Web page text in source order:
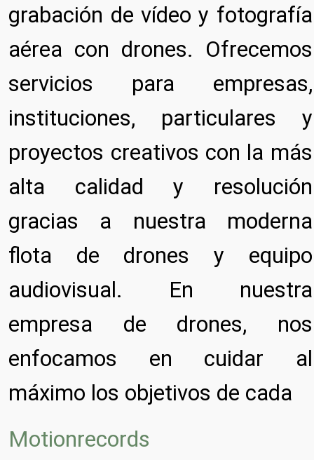
grabación de vídeo y fotografía
aérea con drones. Ofrecemos
servicios para empresas,
instituciones, particulares y
proyectos creativos con la más
alta calidad y resolución
gracias a nuestra moderna
flota de drones y equipo
audiovisual. En nuestra
empresa de drones, nos
enfocamos en cuidar al
máximo los objetivos de cada
Motionrecords